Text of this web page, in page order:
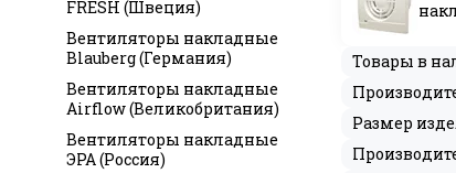
Товары в
Размер
FRESH (Швеция)
Вентиляторы накладные
Blauberg (Германия)
Вентиляторы накладные
Airflow (Великобритания)
Вентиляторы накладные
ЭРА (Россия)